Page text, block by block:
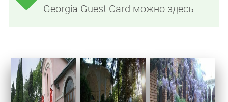
Georgia Guest Card можно здесь.